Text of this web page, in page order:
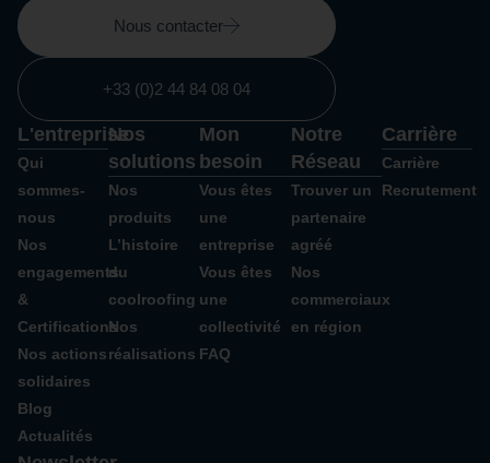
Nous contacter
+33 (0)2 44 84 08 04
L'entreprise
Qui
sommes-
nous
Nos
engagements
&
Certifications
Nos actions
solidaires
Blog
Actualités
Nos
solutions
Nos
produits
L’histoire
du
coolroofing
Nos
réalisations
Mon
besoin
Vous êtes
une
entreprise
Vous êtes
une
collectivité
FAQ
Notre
Réseau
Trouver un
partenaire
agréé
Nos
commerciaux
en région
Carrière
Carrière
Recrutement